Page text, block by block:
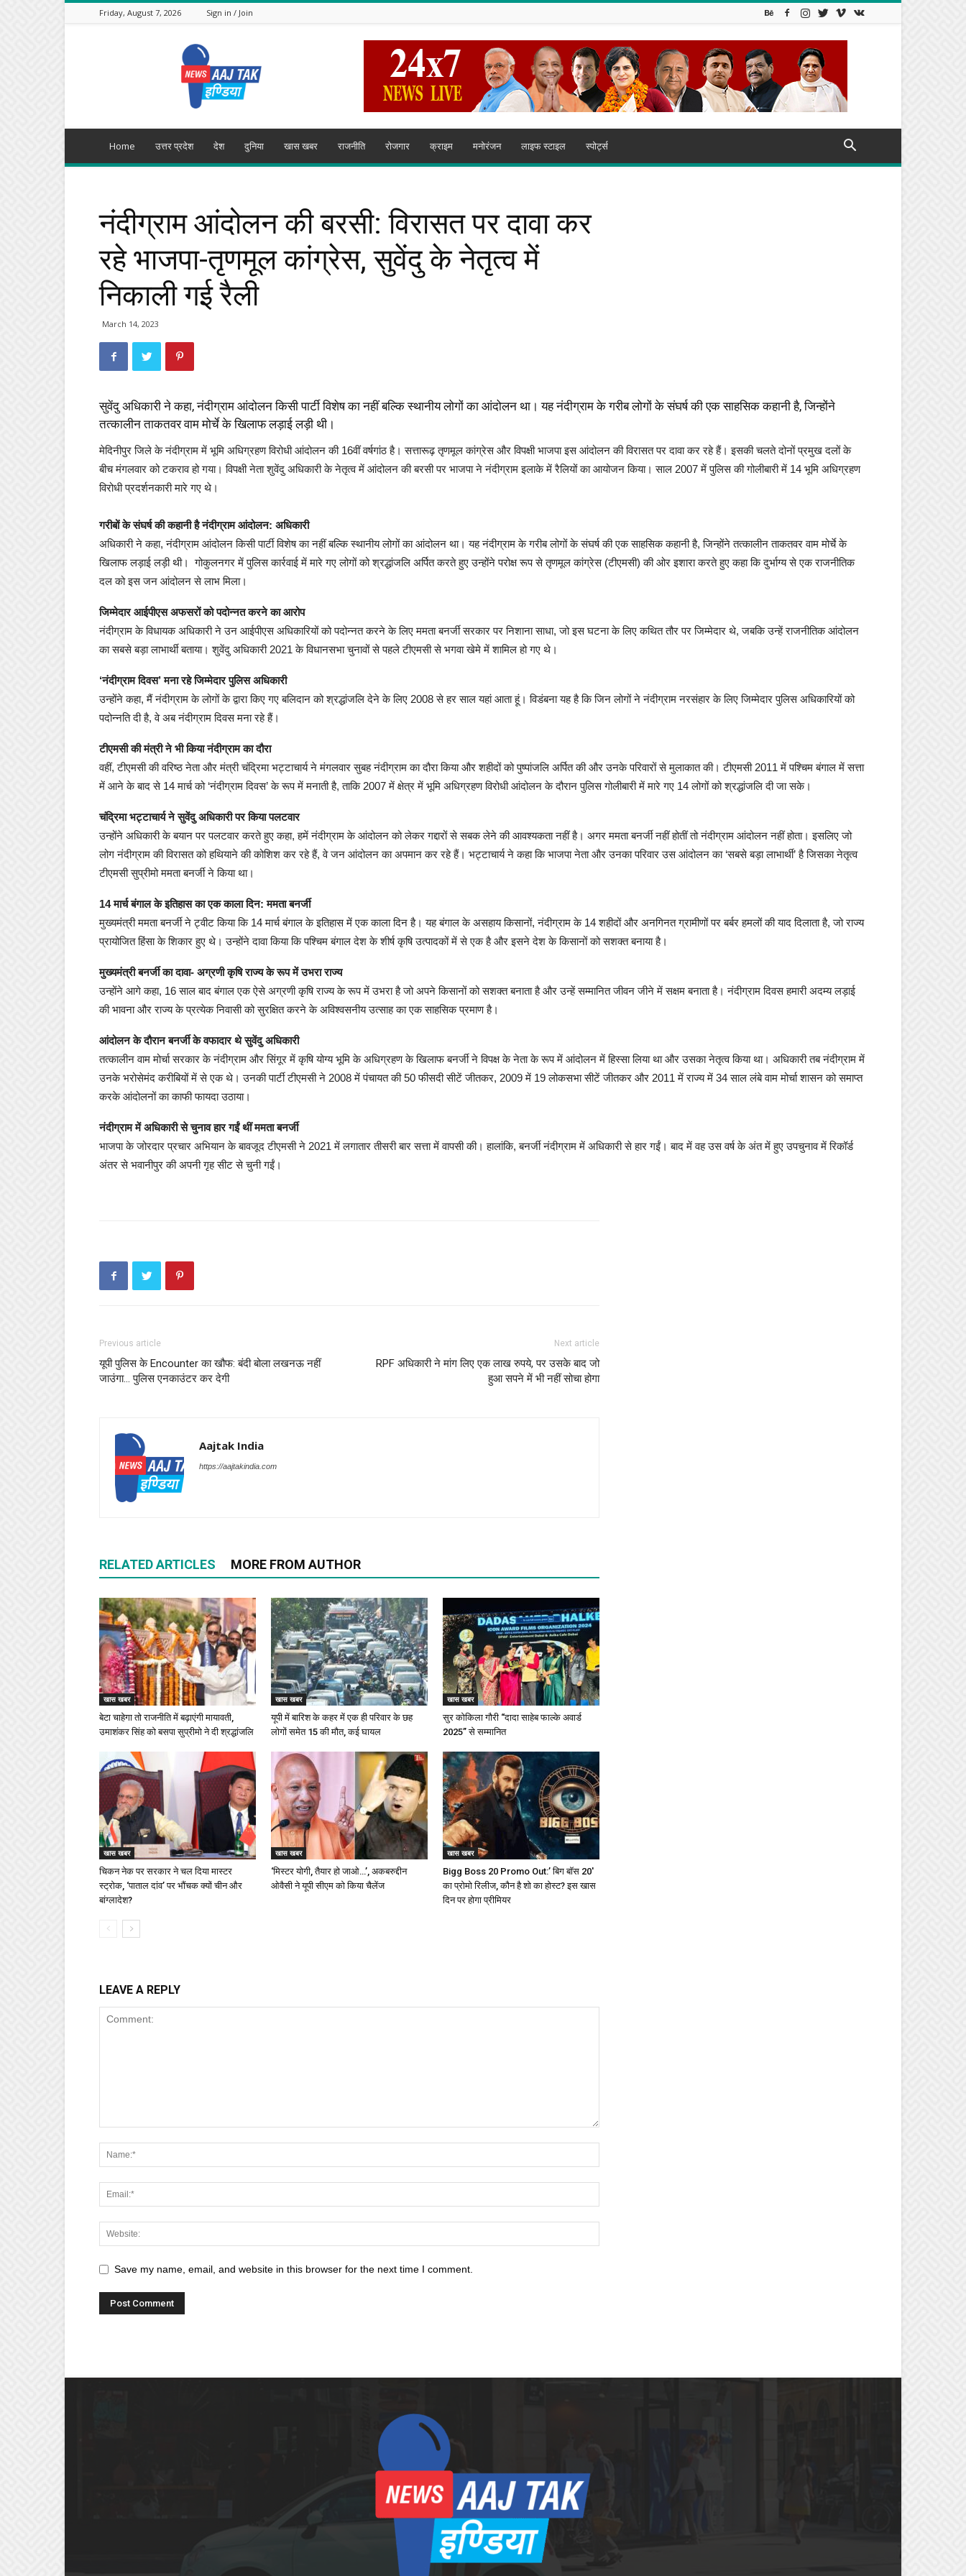
Friday, August 7, 2026 Sign in / Join
India
Home उत्तर प्रदेश देश दुनिया खास खबर राजनीति रोजगार क्राइम मनोरंजन लाइफ स्टाइल स्पोर्ट्स
नंदीग्राम आंदोलन की बरसी: विरासत पर दावा कर
रहे भाजपा-तृणमूल कांग्रेस, सुवेंदु के नेतृत्व में
निकाली गई रैली
March 14, 2023
सुवेंदु अधिकारी ने कहा, नंदीग्राम आंदोलन किसी पार्टी विशेष का नहीं बल्कि स्थानीय लोगों का आंदोलन था। यह नंदीग्राम के गरीब लोगों के संघर्ष की एक साहसिक कहानी है, जिन्होंने
तत्कालीन ताकतवर वाम मोर्चे के खिलाफ लड़ाई लड़ी थी।
मेदिनीपुर जिले के नंदीग्राम में भूमि अधिग्रहण विरोधी आंदोलन की 16वीं वर्षगांठ है। सत्तारूढ़ तृणमूल कांग्रेस और विपक्षी भाजपा इस आंदोलन की विरासत पर दावा कर रहे हैं। इसकी चलते दोनों प्रमुख दलों के
बीच मंगलवार को टकराव हो गया। विपक्षी नेता शुवेंदु अधिकारी के नेतृत्व में आंदोलन की बरसी पर भाजपा ने नंदीग्राम इलाके में रैलियों का आयोजन किया। साल 2007 में पुलिस की गोलीबारी में 14 भूमि अधिग्रहण
विरोधी प्रदर्शनकारी मारे गए थे।
गरीबों के संघर्ष की कहानी है नंदीग्राम आंदोलन: अधिकारी
अधिकारी ने कहा, नंदीग्राम आंदोलन किसी पार्टी विशेष का नहीं बल्कि स्थानीय लोगों का आंदोलन था। यह नंदीग्राम के गरीब लोगों के संघर्ष की एक साहसिक कहानी है, जिन्होंने तत्कालीन ताकतवर वाम मोर्चे के
खिलाफ लड़ाई लड़ी थी। गोकुलनगर में पुलिस कार्रवाई में मारे गए लोगों को श्रद्धांजलि अर्पित करते हुए उन्होंने परोक्ष रूप से तृणमूल कांग्रेस (टीएमसी) की ओर इशारा करते हुए कहा कि दुर्भाग्य से एक राजनीतिक
दल को इस जन आंदोलन से लाभ मिला।
जिम्मेदार आईपीएस अफसरों को पदोन्नत करने का आरोप
नंदीग्राम के विधायक अधिकारी ने उन आईपीएस अधिकारियों को पदोन्नत करने के लिए ममता बनर्जी सरकार पर निशाना साधा, जो इस घटना के लिए कथित तौर पर जिम्मेदार थे, जबकि उन्हें राजनीतिक आंदोलन
का सबसे बड़ा लाभार्थी बताया। शुवेंदु अधिकारी 2021 के विधानसभा चुनावों से पहले टीएमसी से भगवा खेमे में शामिल हो गए थे।
‘नंदीग्राम दिवस’ मना रहे जिम्मेदार पुलिस अधिकारी
उन्होंने कहा, मैं नंदीग्राम के लोगों के द्वारा किए गए बलिदान को श्रद्धांजलि देने के लिए 2008 से हर साल यहां आता हूं। विडंबना यह है कि जिन लोगों ने नंदीग्राम नरसंहार के लिए जिम्मेदार पुलिस अधिकारियों को
पदोन्नति दी है, वे अब नंदीग्राम दिवस मना रहे हैं।
टीएमसी की मंत्री ने भी किया नंदीग्राम का दौरा
वहीं, टीएमसी की वरिष्ठ नेता और मंत्री चंद्रिमा भट्टाचार्य ने मंगलवार सुबह नंदीग्राम का दौरा किया और शहीदों को पुष्पांजलि अर्पित की और उनके परिवारों से मुलाकात की। टीएमसी 2011 में पश्चिम बंगाल में सत्ता
में आने के बाद से 14 मार्च को ‘नंदीग्राम दिवस’ के रूप में मनाती है, ताकि 2007 में क्षेत्र में भूमि अधिग्रहण विरोधी आंदोलन के दौरान पुलिस गोलीबारी में मारे गए 14 लोगों को श्रद्धांजलि दी जा सके।
चंद्रिमा भट्टाचार्य ने सुवेंदु अधिकारी पर किया पलटवार
उन्होंने अधिकारी के बयान पर पलटवार करते हुए कहा, हमें नंदीग्राम के आंदोलन को लेकर गद्दारों से सबक लेने की आवश्यकता नहीं है। अगर ममता बनर्जी नहीं होतीं तो नंदीग्राम आंदोलन नहीं होता। इसलिए जो
लोग नंदीग्राम की विरासत को हथियाने की कोशिश कर रहे हैं, वे जन आंदोलन का अपमान कर रहे हैं। भट्टाचार्य ने कहा कि भाजपा नेता और उनका परिवार उस आंदोलन का ‘सबसे बड़ा लाभार्थी’ है जिसका नेतृत्व
टीएमसी सुप्रीमो ममता बनर्जी ने किया था।
14 मार्च बंगाल के इतिहास का एक काला दिन: ममता बनर्जी
मुख्यमंत्री ममता बनर्जी ने ट्वीट किया कि 14 मार्च बंगाल के इतिहास में एक काला दिन है। यह बंगाल के असहाय किसानों, नंदीग्राम के 14 शहीदों और अनगिनत ग्रामीणों पर बर्बर हमलों की याद दिलाता है, जो राज्य
प्रायोजित हिंसा के शिकार हुए थे। उन्होंने दावा किया कि पश्चिम बंगाल देश के शीर्ष कृषि उत्पादकों में से एक है और इसने देश के किसानों को सशक्त बनाया है।
मुख्यमंत्री बनर्जी का दावा- अग्रणी कृषि राज्य के रूप में उभरा राज्य
उन्होंने आगे कहा, 16 साल बाद बंगाल एक ऐसे अग्रणी कृषि राज्य के रूप में उभरा है जो अपने किसानों को सशक्त बनाता है और उन्हें सम्मानित जीवन जीने में सक्षम बनाता है। नंदीग्राम दिवस हमारी अदम्य लड़ाई
की भावना और राज्य के प्रत्येक निवासी को सुरक्षित करने के अविश्वसनीय उत्साह का एक साहसिक प्रमाण है।
आंदोलन के दौरान बनर्जी के वफादार थे सुवेंदु अधिकारी
तत्कालीन वाम मोर्चा सरकार के नंदीग्राम और सिंगूर में कृषि योग्य भूमि के अधिग्रहण के खिलाफ बनर्जी ने विपक्ष के नेता के रूप में आंदोलन में हिस्सा लिया था और उसका नेतृत्व किया था। अधिकारी तब नंदीग्राम में
उनके भरोसेमंद करीबियों में से एक थे। उनकी पार्टी टीएमसी ने 2008 में पंचायत की 50 फीसदी सीटें जीतकर, 2009 में 19 लोकसभा सीटें जीतकर और 2011 में राज्य में 34 साल लंबे वाम मोर्चा शासन को समाप्त
करके आंदोलनों का काफी फायदा उठाया।
नंदीग्राम में अधिकारी से चुनाव हार गईं थीं ममता बनर्जी
भाजपा के जोरदार प्रचार अभियान के बावजूद टीएमसी ने 2021 में लगातार तीसरी बार सत्ता में वापसी की। हालांकि, बनर्जी नंदीग्राम में अधिकारी से हार गईं। बाद में वह उस वर्ष के अंत में हुए उपचुनाव में रिकॉर्ड
अंतर से भवानीपुर की अपनी गृह सीट से चुनी गईं।
Previous article
यूपी पुलिस के Encounter का खौफ: बंदी बोला लखनऊ नहीं
जाउंगा… पुलिस एनकाउंटर कर देगी
Next article
RPF अधिकारी ने मांग लिए एक लाख रुपये, पर उसके बाद जो
हुआ सपने में भी नहीं सोचा होगा
Aajtak India
https://aajtakindia.com
RELATED ARTICLES MORE FROM AUTHOR
खास खबर
बेटा चाहेगा तो राजनीति में बढ़ाएंगी मायावती,
उमाशंकर सिंह को बसपा सुप्रीमो ने दी श्रद्धांजलि
खास खबर
यूपी में बारिश के कहर में एक ही परिवार के छह
लोगों समेत 15 की मौत, कई घायल
खास खबर
सुर कोकिला गौरी “दादा साहेब फाल्के अवार्ड
2025” से सम्मानित
खास खबर
चिकन नेक पर सरकार ने चल दिया मास्टर
स्ट्रोक, ‘पाताल दांव’ पर भौंचक क्यों चीन और
बांग्लादेश?
खास खबर
‘मिस्टर योगी, तैयार हो जाओ…’, अकबरुद्दीन
ओवैसी ने यूपी सीएम को किया चैलेंज
खास खबर
Bigg Boss 20 Promo Out:’ बिग बॉस 20′
का प्रोमो रिलीज, कौन है शो का होस्ट? इस खास
दिन पर होगा प्रीमियर
LEAVE A REPLY
Save my name, email, and website in this browser for the next time I comment.